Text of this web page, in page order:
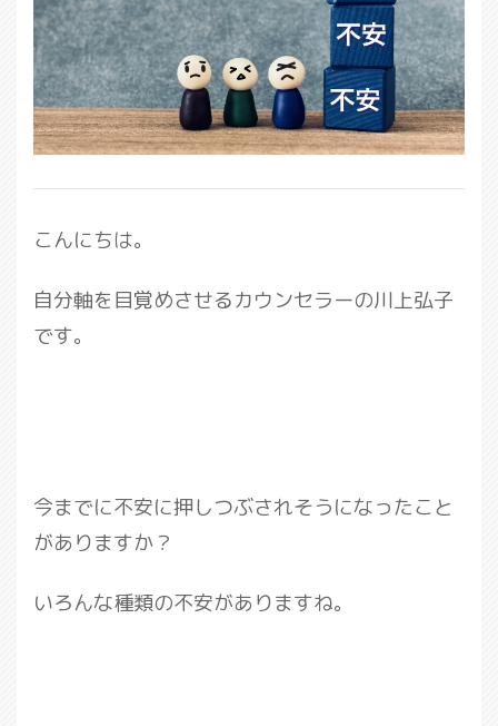
こんにちは。
自分軸を目覚めさせるカウンセラーの川上弘子
です。
今までに不安に押しつぶされそうになったこと
がありますか？
いろんな種類の不安がありますね。